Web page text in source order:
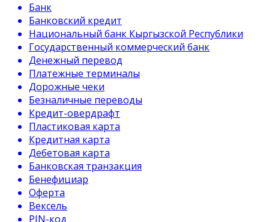
Банк
Банковский кредит
Национальный банк Кыргызской Республики
Государственный коммерческий банк
Денежный перевод
Платежные терминалы
Дорожные чеки
Безналичные переводы
Кредит-овердрафт
Пластиковая карта
Кредитная карта
Дебетовая карта
Банковская транзакция
Бенефициар
Оферта
Вексель
PIN-код